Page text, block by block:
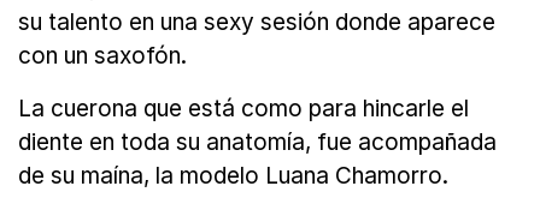
su talento en una sexy sesión donde aparece
con un saxofón.
La cuerona que está como para hincarle el
diente en toda su anatomía, fue acompañada
de su maína, la modelo Luana Chamorro.